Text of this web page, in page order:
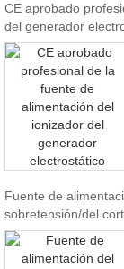
CE aprobado
del generador
Fuente de
sobretensión/del